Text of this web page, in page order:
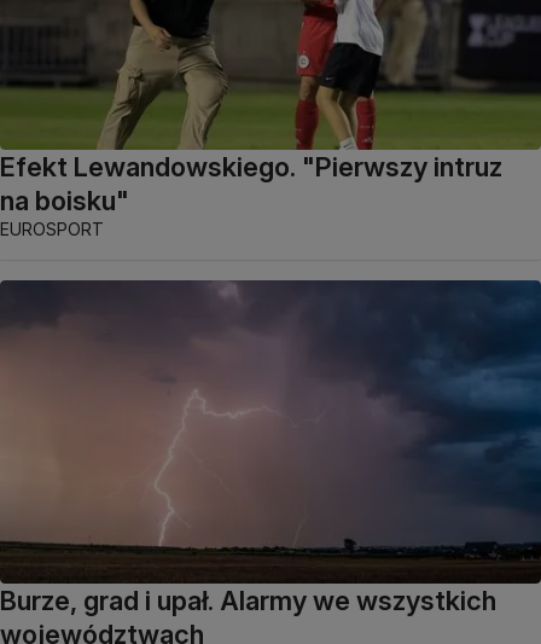
Efekt Lewandowskiego. "Pierwszy intruz
na boisku"
EUROSPORT
Burze, grad i upał. Alarmy we wszystkich
województwach